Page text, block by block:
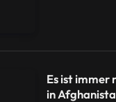
Es ist immer
in